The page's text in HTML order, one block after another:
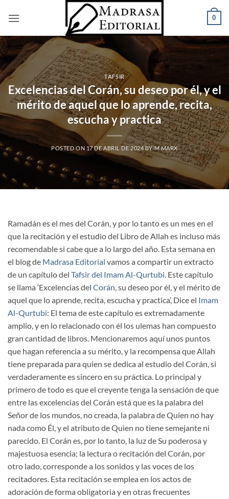
0
TAFSIR
Excelencias del Corán, su deseo por él, y el
mérito de aquel que lo aprende, recita,
escucha y practica
POSTED ON 17 DE ABRIL DE 2024BYM MARX
Ramadán es el mes del Corán, y por lo tanto es un mes en el
que la recitación y el estudio del Libro de Allah es incluso más
recomendable si cabe que a lo largo del año. Esta semana en
el blog de Madrasa Editorial vamos a compartir un extracto
de un capítulo del Tafsir del Imam Al-Qurtubi. Este capítulo
se llama ‘Excelencias del Corán, su deseo por él, y el mérito de
aquel que lo aprende, recita, escucha y practica’, Dice el Imam
Al-Qurtubi: El tema de este capítulo es extremadamente
amplio, y en lo relacionado con él los ulemas han compuesto
gran cantidad de libros. Mencionaremos aquí unos puntos
que hagan referencia a su mérito, y la recompensa que Allah
tiene preparada para quien se dedica al estudio del Corán, si
verdaderamente es sincero en su práctica. Lo principal y
primero de todo es que el creyente tenga la sensación de que
entre las excelencias del Corán está que es la palabra del
Señor de los mundos, no creada, la palabra de Quien no hay
nada como Él, y el atributo de Quien no tiene semejante ni
parecido. El Corán es, por lo tanto, la luz de Su poderosa y
majestuosa esencia; la lectura o recitación del Corán, por
otro lado, corresponde a los sonidos y las voces de los
recitadores. Esta recitación se emplea en los actos de
adoración de forma obligatoria y en otras frecuentes